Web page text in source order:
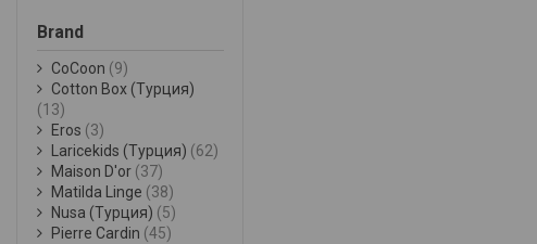
Brand
CoCoon (9)
Cotton Box (Турция)
(13)
Eros (3)
Laricekids (Турция) (62)
Maison D'or (37)
Matilda Linge (38)
Nusa (Турция) (5)
Pierre Cardin (45)